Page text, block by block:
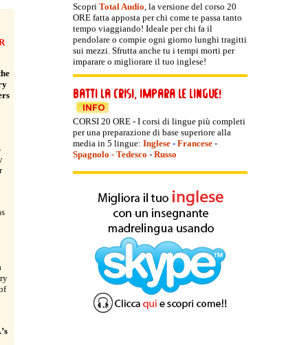
Scopri Total Audio , la versione del corso 20
ORE fatta apposta per chi come te passa tanto
tempo viaggiando! Ideale per chi fa il
pendolare o compie ogni giorno lunghi tragitti
sui mezzi. Sfrutta anche tu i tempi morti per
imparare o migliorare il tuo inglese!
CORSI 20 ORE - I corsi di lingue più completi
per una preparazione di base superiore alla
media in 5 lingue: Inglese- Francese-
Spagnolo - Tedesco - Russo